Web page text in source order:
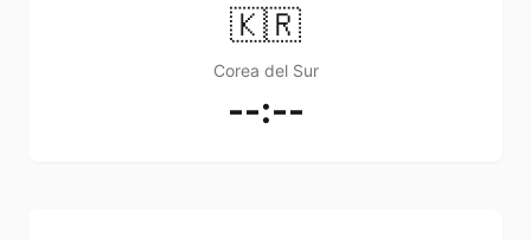
🇰🇷
Corea del Sur
--:--